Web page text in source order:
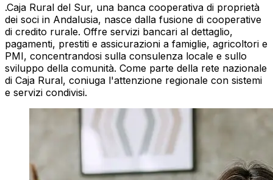
.Caja Rural del Sur, una banca cooperativa di proprietà
dei soci in Andalusia, nasce dalla fusione di cooperative
di credito rurale. Offre servizi bancari al dettaglio,
pagamenti, prestiti e assicurazioni a famiglie, agricoltori e
PMI, concentrandosi sulla consulenza locale e sullo
sviluppo della comunità. Come parte della rete nazionale
di Caja Rural, coniuga l'attenzione regionale con sistemi
e servizi condivisi.